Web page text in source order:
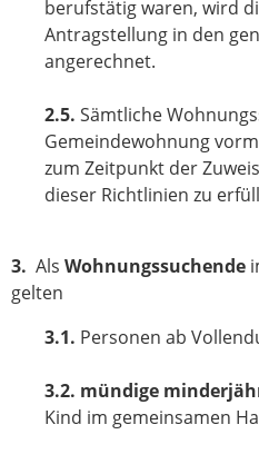
berufstätig waren, wird
Antragstellung in den
angerechnet.
2.5. Sämtliche
Gemeindewohnung
zum Zeitpunkt der
dieser Richtlinien zu
3. Als Wohnungssuchende
gelten
3.1. Personen ab
3.2. mündige
Kind im gemeinsamen